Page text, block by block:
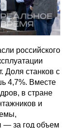
российского
Доля станков с
4,7%. Вместе
в стране
и
— за год объем